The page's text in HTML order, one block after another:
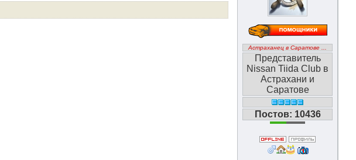
Астраханец в Саратове ...
Представитель
Nissan Tiida Club в
Астрахани и
Саратове
Постов: 10436